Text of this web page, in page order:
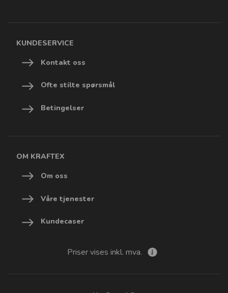
KUNDESERVICE
Kontakt oss
Ofte stilte spørsmål
Betingelser
OM KRAFTEX
Om oss
Våre tjenester
Kundecaser
Priser vises inkl. mva.